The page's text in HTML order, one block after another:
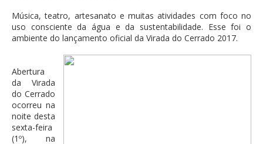
Música, teatro, artesanato e muitas atividades com foco no
uso consciente da água e da sustentabilidade. Esse foi o
ambiente do lançamento oficial da Virada do Cerrado 2017.
Abertura
da Virada
do Cerrado
ocorreu na
noite desta
sexta-feira
(1º), na